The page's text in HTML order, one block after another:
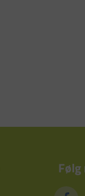
Følg